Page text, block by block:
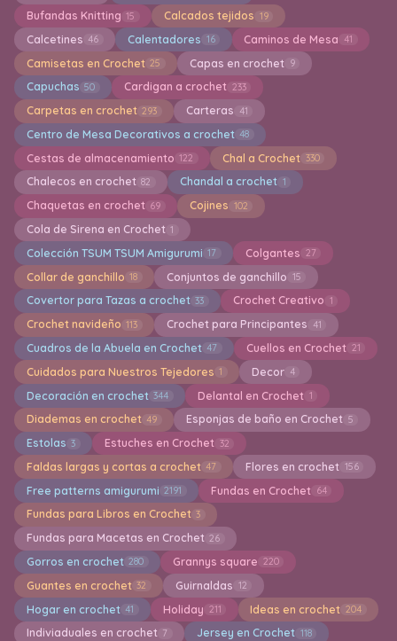
Bufandas Knitting 15 Calcados tejidos 19
Calcetines 46 Calentadores 16 Caminos de Mesa 41
Camisetas en Crochet 25 Capas en crochet 9
Capuchas 50 Cardigan a crochet 233
Carpetas en crochet 293 Carteras 41
Centro de Mesa Decorativos a crochet 48
Cestas de almacenamiento 122 Chal a Crochet 330
Chalecos en crochet 82 Chandal a crochet 1
Chaquetas en crochet 69 Cojines 102
Cola de Sirena en Crochet 1
Colección TSUM TSUM Amigurumi 17 Colgantes 27
Collar de ganchillo 18 Conjuntos de ganchillo 15
Covertor para Tazas a crochet 33 Crochet Creativo 1
Crochet navideño 113 Crochet para Principantes 41
Cuadros de la Abuela en Crochet 47 Cuellos en Crochet 21
Cuidados para Nuestros Tejedores 1 Decor 4
Decoración en crochet 344 Delantal en Crochet 1
Diademas en crochet 49 Esponjas de baño en Crochet 5
Estolas 3 Estuches en Crochet 32
Faldas largas y cortas a crochet 47 Flores en crochet 156
Free patterns amigurumi 2191 Fundas en Crochet 64
Fundas para Libros en Crochet 3
Fundas para Macetas en Crochet 26
Gorros en crochet 280 Grannys square 220
Guantes en crochet 32 Guirnaldas 12
Hogar en crochet 41 Holiday 211 Ideas en crochet 204
Indiviaduales en crochet 7 Jersey en Crochet 118